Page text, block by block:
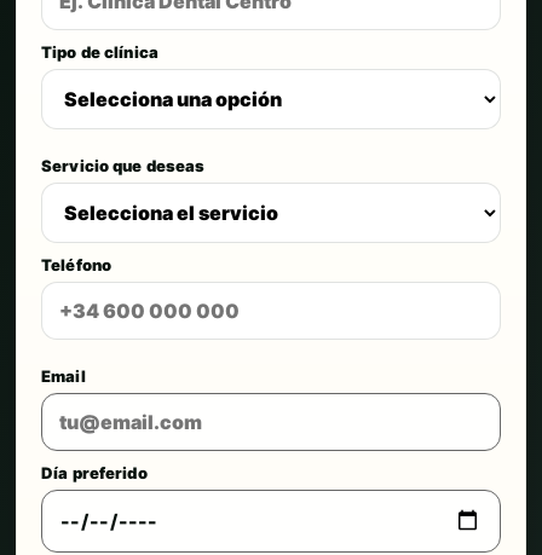
Tipo de clínica
Servicio que deseas
Teléfono
Email
Día preferido